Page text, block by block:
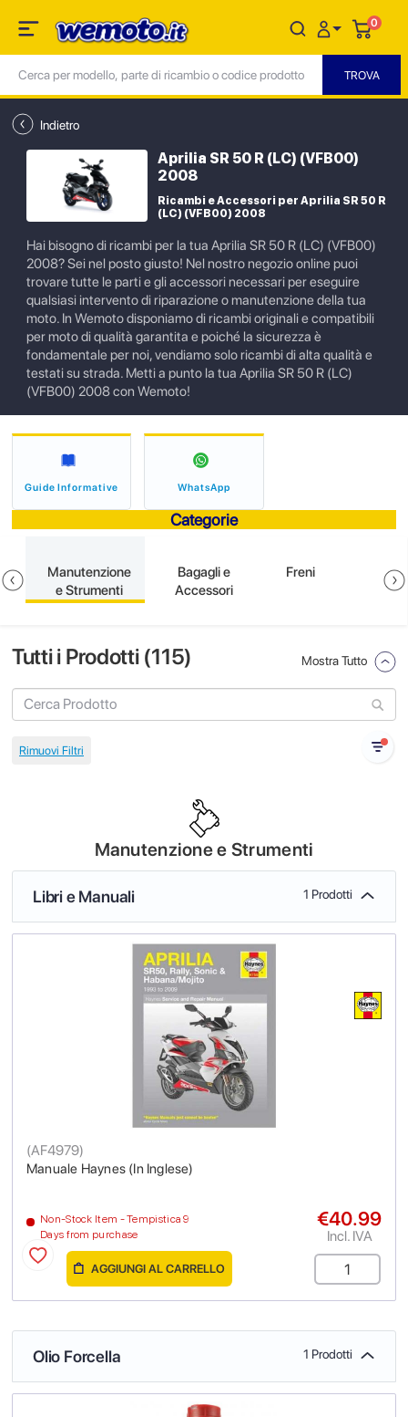
0
Indietro
Aprilia SR 50 R (LC) (VFB00)
2008
Ricambi e Accessori per Aprilia SR 50 R
(LC) (VFB00) 2008
Hai bisogno di ricambi per la tua Aprilia SR 50 R (LC) (VFB00)
2008? Sei nel posto giusto! Nel nostro negozio online puoi
trovare tutte le parti e gli accessori necessari per eseguire
qualsiasi intervento di riparazione o manutenzione della tua
moto. In Wemoto disponiamo di ricambi originali e compatibili
per moto di qualità garantita e poiché la sicurezza è
fondamentale per noi, vendiamo solo ricambi di alta qualità e
testati su strada. Metti a punto la tua Aprilia SR 50 R (LC)
(VFB00) 2008 con Wemoto!
Guide Informative WhatsApp
Categorie
Manutenzione
e Strumenti
Bagagli e
Accessori
Freni
Tutti i Prodotti (115) Mostra Tutto
Manutenzione e Strumenti
Libri e Manuali 1 Prodotti
Manuale Haynes (In Inglese)
(AF4979)
Non-Stock Item - Tempistica 9
Days from purchase
€40.99
Incl. IVA
AGGIUNGI AL CARRELLO
Olio Forcella 1 Prodotti